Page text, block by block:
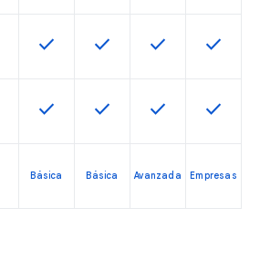
Esta función está disponible en
check Esta función está
check Esta función
check Esta
check
Esta función está disponible en
check Esta función está
check Esta función
check Esta
check
Básica Básica Avanzada Empresas